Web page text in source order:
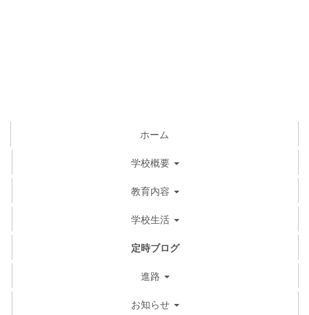
ホーム
学校概要
教育内容
学校生活
定時ブログ
進路
お知らせ